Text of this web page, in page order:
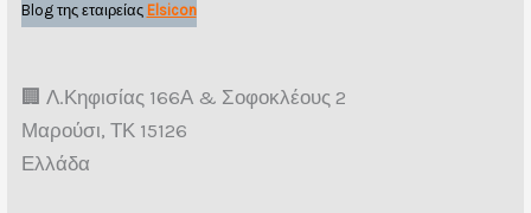
Blog της εταιρείας Elsicon
🏢 Λ.Κηφισίας 166Α & Σοφοκλέους 2
Μαρούσι, ΤΚ 15126
Ελλάδα